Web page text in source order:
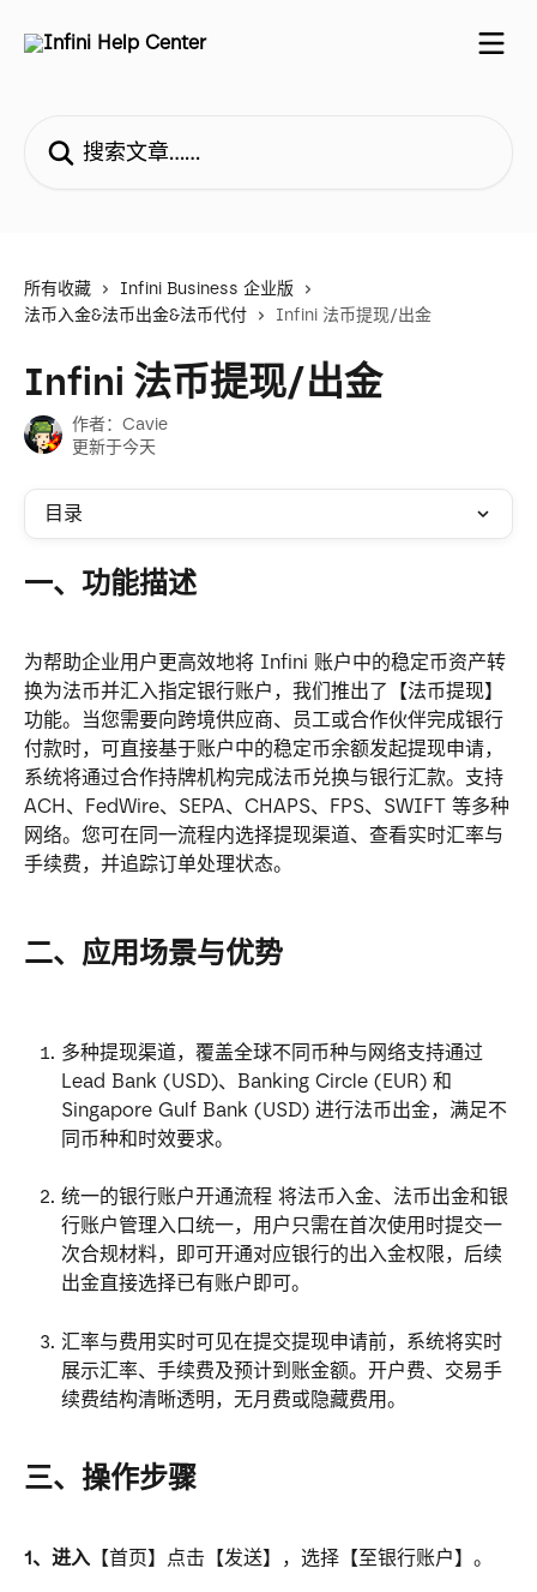
所有收藏
Infini Business 企业版
法币入金&法币出金&法币代付
Infini 法币提现/出金
Infini 法币提现/出金
作者： Cavie
更新于今天
目录
一、功能描述
为帮助企业用户更高效地将 Infini 账户中的稳定币资产转
换为法币并汇入指定银行账户，我们推出了【法币提现】
功能。当您需要向跨境供应商、员工或合作伙伴完成银行
付款时，可直接基于账户中的稳定币余额发起提现申请，
系统将通过合作持牌机构完成法币兑换与银行汇款。支持
ACH、FedWire、SEPA、CHAPS、FPS、SWIFT 等多种
网络。您可在同一流程内选择提现渠道、查看实时汇率与
手续费，并追踪订单处理状态。
二、应用场景与优势
多种提现渠道，覆盖全球不同币种与网络支持通过
Lead Bank (USD)、Banking Circle (EUR) 和
Singapore Gulf Bank (USD) 进行法币出金，满足不
同币种和时效要求。
统一的银行账户开通流程 将法币入金、法币出金和银
行账户管理入口统一，用户只需在首次使用时提交一
次合规材料，即可开通对应银行的出入金权限，后续
出金直接选择已有账户即可。
汇率与费用实时可见在提交提现申请前，系统将实时
展示汇率、手续费及预计到账金额。开户费、交易手
续费结构清晰透明，无月费或隐藏费用。
三、操作步骤
1、进入 【首页】点击【发送】，选择【至银行账户】。